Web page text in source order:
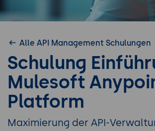
Alle API Management Schulungen
Schulung
Mulesoft
Platform
Maximierung der API-